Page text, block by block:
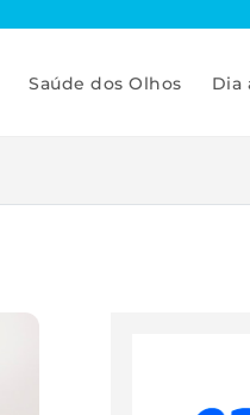
Saúde dos Olhos Dia